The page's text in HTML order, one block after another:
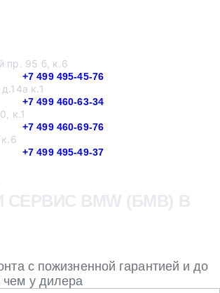
пр. 95 б, к.6
+7 499 495-45-76
к.1
+7 499 460-63-34
к.1
+7 499 460-69-76
+7 499 495-49-37
BMW (БМВ) В
с пожизненной гарантией и до
у дилера